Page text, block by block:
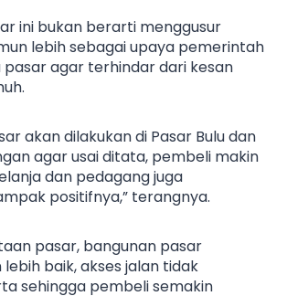
ini bukan berarti menggusur
lebih sebagai upaya pemerintah
agar terhindar dari kesan
akan dilakukan di Pasar Bulu dan
agar usai ditata, pembeli makin
dan pedagang juga
positifnya,” terangnya.
pasar, bangunan pasar
baik, akses jalan tidak
sehingga pembeli semakin